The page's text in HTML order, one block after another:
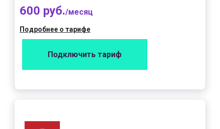
600 руб./месяц
Подробнее о тарифе
Подключить тариф